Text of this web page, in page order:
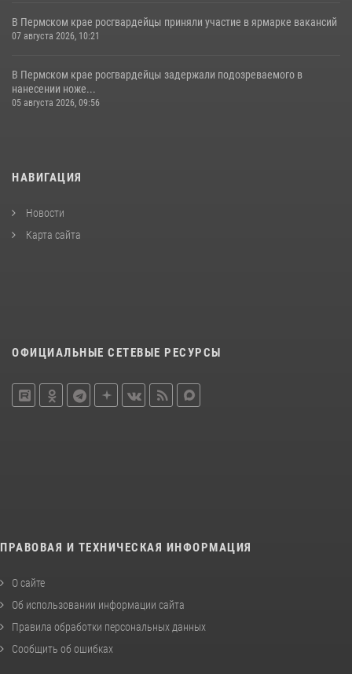
В Пермском крае росгвардейцы приняли участие в ярмарке вакансий
07 августа 2026, 10:21
В Пермском крае росгвардейцы задержали подозреваемого в
нанесении ноже...
05 августа 2026, 09:56
НАВИГАЦИЯ
Новости
Карта сайта
ОФИЦИАЛЬНЫЕ СЕТЕВЫЕ РЕСУРСЫ
ПРАВОВАЯ И ТЕХНИЧЕСКАЯ ИНФОРМАЦИЯ
О сайте
Об использовании информации сайта
Правила обработки персональных данных
Сообщить об ошибках